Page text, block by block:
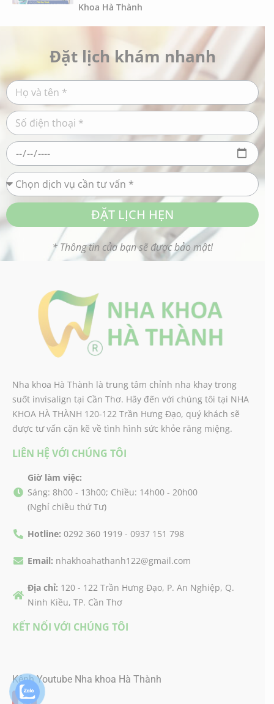
Khoa Hà Thành
Đặt lịch khám nhanh
ĐẶT LỊCH HẸN
* Thông tin của bạn sẽ được bảo mật!
Nha khoa Hà Thành là trung tâm chỉnh nha khay trong
suốt invisalign tại Cần Thơ. Hãy đến với chúng tôi tại NHA
KHOA HÀ THÀNH 120-122 Trần Hưng Đạo, quý khách sẽ
được tư vấn cặn kẽ về tình hình sức khỏe răng miệng.
LIÊN HỆ VỚI CHÚNG TÔI
Giờ làm việc:
Sáng: 8h00 - 13h00; Chiều: 14h00 - 20h00
(Nghỉ chiều thứ Tư)
Hotline: 0292 360 1919 - 0937 151 798
Email: nhakhoahathanh122@gmail.com
Địa chỉ: 120 - 122 Trần Hưng Đạo, P. An Nghiệp, Q.
Ninh Kiều, TP. Cần Thơ
KẾT NỐI VỚI CHÚNG TÔI
Kênh Youtube Nha khoa Hà Thành